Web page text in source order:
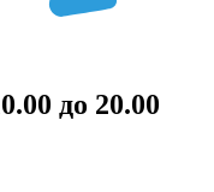
до 20.00